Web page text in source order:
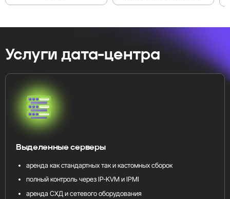
Услуги дата-центра
Выделенные серверы
аренда как стандартных так и кастомных сборок
полный контроль через IP-KVM и IPMI
аренда СХД и сетевого оборудования